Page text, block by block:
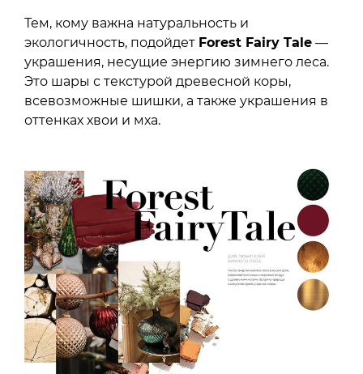
Тем, кому важна натуральность и
экологичность, подойдет Forest Fairy Tale —
украшения, несущие энергию зимнего леса.
Это шары с текстурой древесной коры,
всевозможные шишки, а также украшения в
оттенках хвои и мха.